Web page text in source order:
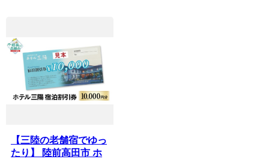
【三陸の老舗宿でゆっ
たり】 陸前高田市 ホ